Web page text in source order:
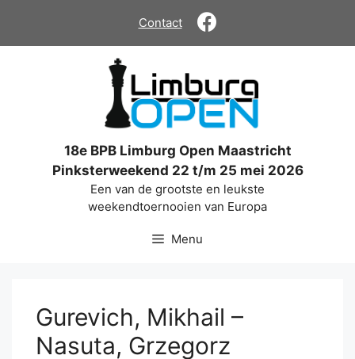
de
Contact
18e BPB Limburg Open Maastricht
Pinksterweekend 22 t/m 25 mei 2026
Een van de grootste en leukste
weekendtoernooien van Europa
Menu
Gurevich, Mikhail –
Nasuta, Grzegorz